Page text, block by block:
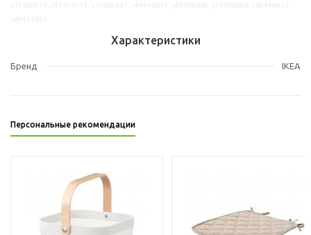
Характеристики
Бренд IKEA
Персональные рекомендации